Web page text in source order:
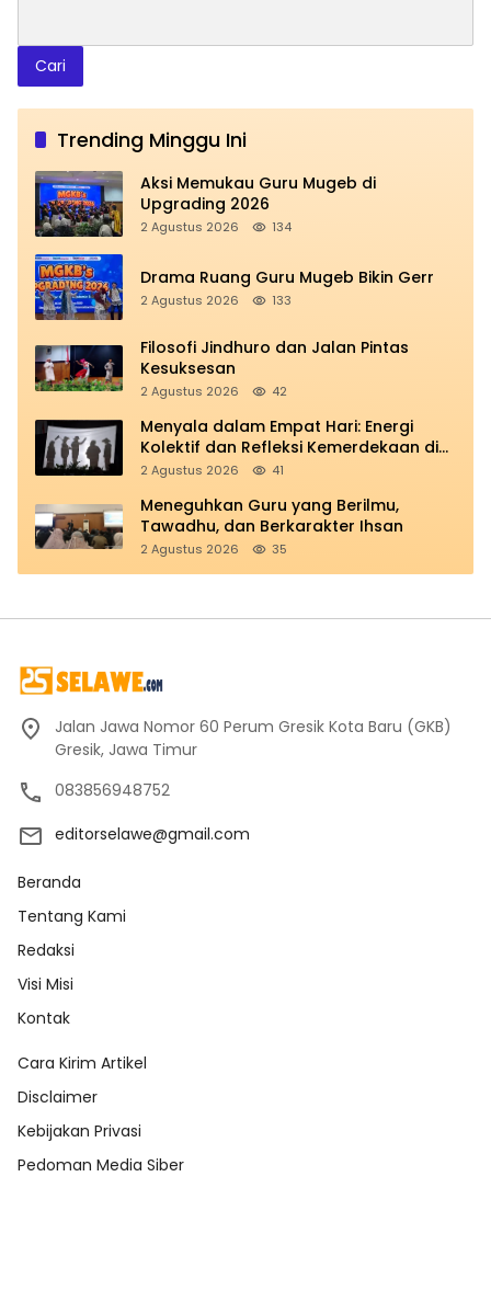
Cari
Trending Minggu Ini
Aksi Memukau Guru Mugeb di
Upgrading 2026
2 Agustus 2026 134
Drama Ruang Guru Mugeb Bikin Gerr
2 Agustus 2026 133
Filosofi Jindhuro dan Jalan Pintas
Kesuksesan
2 Agustus 2026 42
Menyala dalam Empat Hari: Energi
Kolektif dan Refleksi Kemerdekaan di
Panggung Education
2 Agustus 2026 41
Meneguhkan Guru yang Berilmu,
Tawadhu, dan Berkarakter Ihsan
2 Agustus 2026 35
Jalan Jawa Nomor 60 Perum Gresik Kota Baru (GKB)
Gresik, Jawa Timur
083856948752
editorselawe@gmail.com
Beranda
Tentang Kami
Redaksi
Visi Misi
Kontak
Cara Kirim Artikel
Disclaimer
Kebijakan Privasi
Pedoman Media Siber